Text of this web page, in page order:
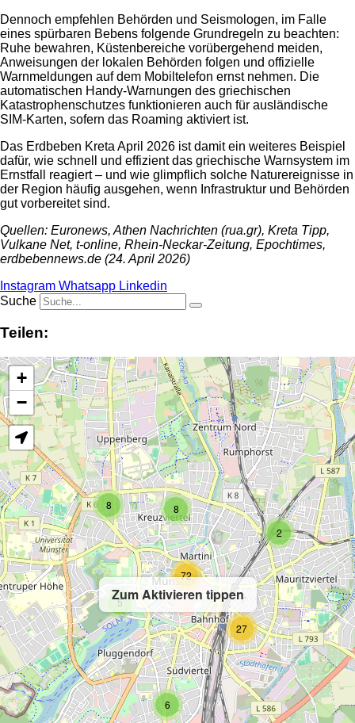
Dennoch empfehlen Behörden und Seismologen, im Falle
eines spürbaren Bebens folgende Grundregeln zu beachten:
Ruhe bewahren, Küstenbereiche vorübergehend meiden,
Anweisungen der lokalen Behörden folgen und offizielle
Warnmeldungen auf dem Mobiltelefon ernst nehmen. Die
automatischen Handy-Warnungen des griechischen
Katastrophenschutzes funktionieren auch für ausländische
SIM-Karten, sofern das Roaming aktiviert ist.
Das Erdbeben Kreta April 2026 ist damit ein weiteres Beispiel
dafür, wie schnell und effizient das griechische Warnsystem im
Ernstfall reagiert – und wie glimpflich solche Naturereignisse in
der Region häufig ausgehen, wenn Infrastruktur und Behörden
gut vorbereitet sind.
Quellen: Euronews, Athen Nachrichten (rua.gr), Kreta Tipp,
Vulkane Net, t-online, Rhein-Neckar-Zeitung, Epochtimes,
erdbebennews.de (24. April 2026)
Instagram Whatsapp Linkedin
Suche
Teilen:
Zum Aktivieren tippen
2
8
6
8
27
5
72
+
−